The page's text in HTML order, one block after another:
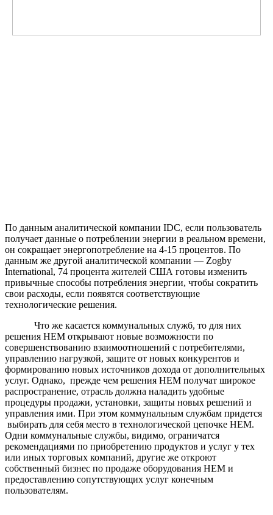
По данным аналитической компании IDC, если пользователь
получает данные о потреблении энергии в реальном времени,
он сокращает энергопотребление на 4-15 процентов. По
данным же другой аналитической компании — Zogby
International, 74 процента жителей США готовы изменить
привычные способы потребления энергии, чтобы сократить
свои расходы, если появятся соответствующие
технологические решения.
Что же касается коммунальных служб, то для них
решения HEM открывают новые возможности по
совершенствованию взаимоотношений с потребителями,
управлению нагрузкой, защите от новых конкурентов и
формированию новых источников дохода от дополнительных
услуг. Однако, прежде чем решения HEM получат широкое
распространение, отрасль должна наладить удобные
процедуры продажи, установки, защиты новых решений и
управления ими. При этом коммунальным службам придется
выбирать для себя место в технологической цепочке HEM.
Одни коммунальные службы, видимо, ограничатся
рекомендациями по приобретению продуктов и услуг у тех
или иных торговых компаний, другие же откроют
собственный бизнес по продаже оборудования HEM и
предоставлению сопутствующих услуг конечным
пользователям.